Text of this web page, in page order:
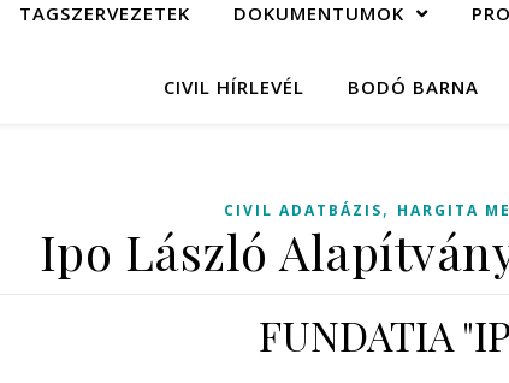
TAGSZERVEZETEK DOKUMENTUMOK
CIVIL HÍRLEVÉL BODÓ BARNA
CIVIL ADATBÁZIS, HARGITA
Ipo László
FUNDATIA